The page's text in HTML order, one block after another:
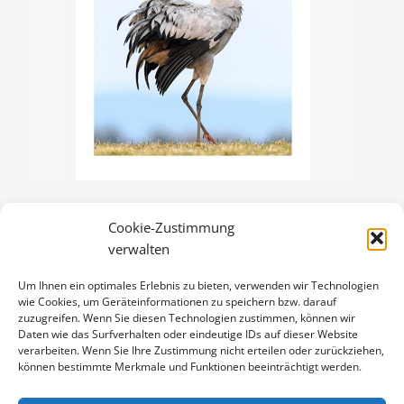
Cookie-Zustimmung
verwalten
Um Ihnen ein optimales Erlebnis zu bieten, verwenden wir Technologien
wie Cookies, um Geräteinformationen zu speichern bzw. darauf
zuzugreifen. Wenn Sie diesen Technologien zustimmen, können wir
Daten wie das Surfverhalten oder eindeutige IDs auf dieser Website
verarbeiten. Wenn Sie Ihre Zustimmung nicht erteilen oder zurückziehen,
können bestimmte Merkmale und Funktionen beeinträchtigt werden.
KRANICHRUF
Enthält 19% Mwst.
Versand
Klappkarte DIN A6 (105 x 148 mm), mit Originalfoto (ca. 90 x 130
mm) und Umschlag
KRANICHRUF